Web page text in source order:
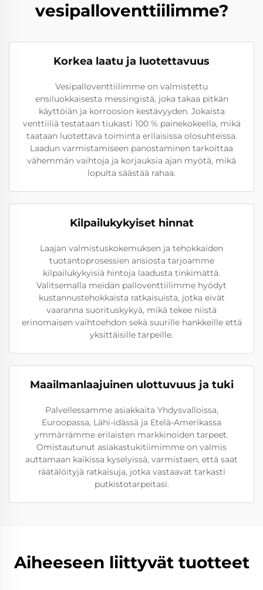
vesipalloventtiilimme?
Korkea laatu ja luotettavuus
Vesipalloventtiilimme on valmistettu
ensiluokkaisesta messingistä, joka takaa pitkän
käyttöiän ja korroosion kestävyyden. Jokaista
venttiiliä testataan tiukasti 100 % painekokeella, mikä
taataan luotettava toiminta erilaisissa olosuhteissa.
Laadun varmistamiseen panostaminen tarkoittaa
vähemmän vaihtoja ja korjauksia ajan myötä, mikä
lopulta säästää rahaa.
Kilpailukykyiset hinnat
Laajan valmistuskokemuksen ja tehokkaiden
tuotantoprosessien ansiosta tarjoamme
kilpailukykyisiä hintoja laadusta tinkimättä.
Valitsemalla meidän palloventtiilimme hyödyt
kustannustehokkaista ratkaisuista, jotka eivät
vaaranna suorituskykyä, mikä tekee niistä
erinomaisen vaihtoehdon sekä suurille hankkeille että
yksittäisille tarpeille.
Maailmanlaajuinen ulottuvuus ja tuki
Palvellessamme asiakkaita Yhdysvalloissa,
Euroopassa, Lähi-idässä ja Etelä-Amerikassa
ymmärrämme erilaisten markkinoiden tarpeet.
Omistautunut asiakastukitiimimme on valmis
auttamaan kaikissa kyselyissä, varmistaen, että saat
räätälöityjä ratkaisuja, jotka vastaavat tarkasti
putkistotarpeitasi.
Aiheeseen liittyvät tuotteet